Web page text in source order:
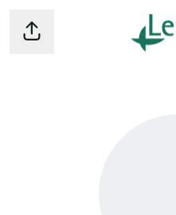
Dela sidan